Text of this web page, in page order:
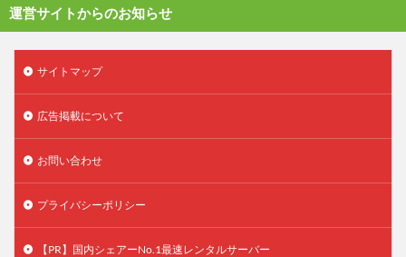
運営サイトからのお知らせ
サイトマップ
広告掲載について
お問い合わせ
プライバシーポリシー
【PR】国内シェアーNo.1最速レンタルサーバー